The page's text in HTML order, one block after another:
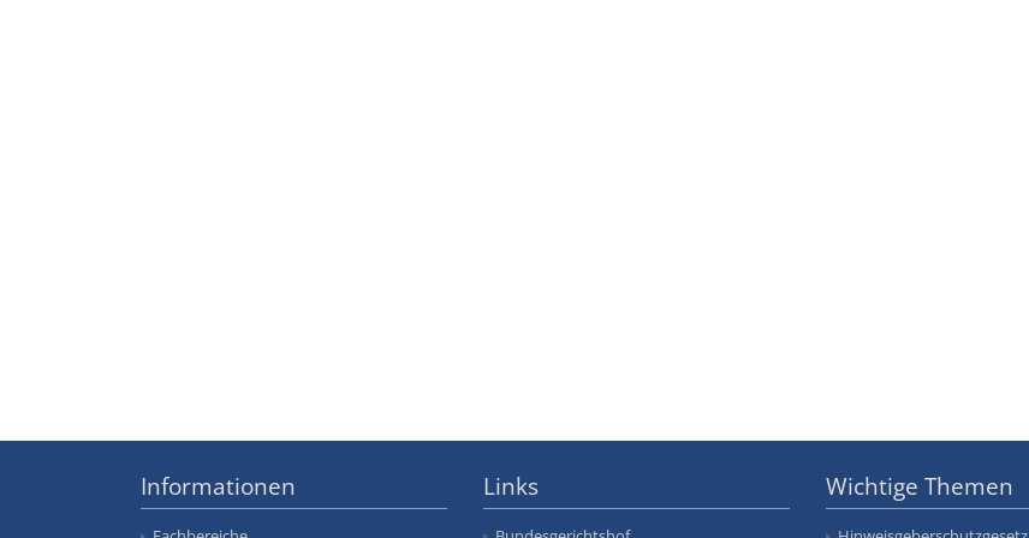
Informationen Links Wichtige Themen